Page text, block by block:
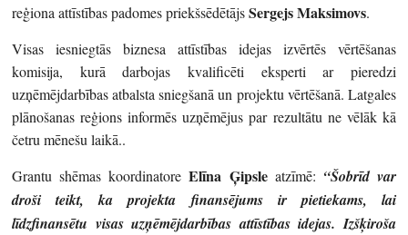
reģiona attīstības padomes priekšsēdētājsSergejsMaksimovs.
Visas iesniegtās biznesa attīstības idejas izvērtēs vērtēšanas
komisija, kurā darbojas kvalificēti eksperti ar pieredzi
uzņēmējdarbības atbalsta sniegšanā un projektu vērtēšanā. Latgales
plānošanas reģions informēs uzņēmējus par rezultātu ne vēlāk kā
četru mēnešu laikā..
Grantu shēmas koordinatoreElīna Ģipsleatzīmē: “Šobrīd var
droši teikt, ka projekta finansējums ir pietiekams, lai
līdzfinansētu visas uzņēmējdarbības attīstības idejas. Izšķiroša